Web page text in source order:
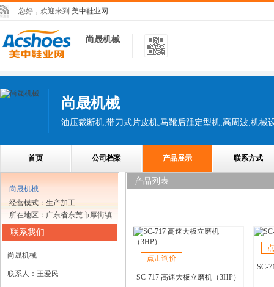
您好，欢迎来到 美中鞋业网
尚晟机械
尚晟机械
首页 公司档案 产品展示 联系方式
尚晟机械
经营模式：生产加工
所在地区：广东省东莞市厚街镇
联系我们
尚晟机械
联系人：王爱民
产品列表
点击询价
SC-717 高速大板立磨机（3HP）
SC-